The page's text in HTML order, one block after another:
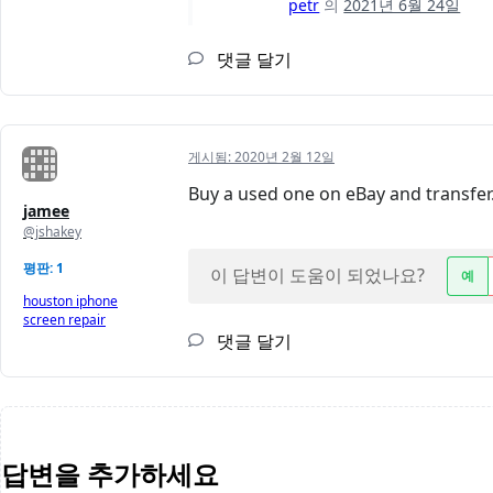
petr 의2021년 6월 24일
댓글 달기
jamee
@jshakey
평판: 1
houston iphone
screen repair
게시됨:2020년 2월 12일
Buy a used one on eBay and
이 답변이 도움이 되었나요? 예
댓글 달기
답변을 추가하세요